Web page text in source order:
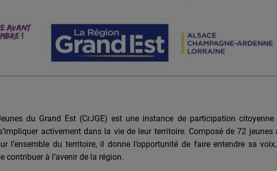
du Grand Est (CrJGE) est une instance de participation citoyenne
activement dans la vie de leur territoire. Composé de 72 jeunes
l’ensemble du territoire, il donne l’opportunité de faire entendre sa
contribuer à l’avenir de la région.